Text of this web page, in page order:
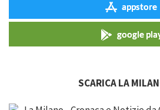
appstore
google
SCARICA LA